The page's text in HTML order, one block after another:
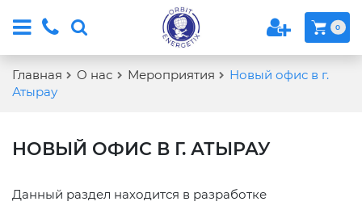
0
Главная О нас Мероприятия
Новый офис в г.
Атырау
НОВЫЙ ОФИС В Г. АТЫРАУ
Данный раздел находится в разработке